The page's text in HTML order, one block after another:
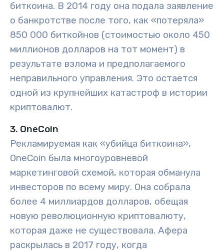
биткоина. В 2014 году она подала заявление
о банкротстве после того, как «потеряла»
850 000 биткойнов (стоимостью около 450
миллионов долларов на тот момент) в
результате взлома и предполагаемого
неправильного управления. Это остается
одной из крупнейших катастроф в истории
криптовалют.
3. OneCoin
Рекламируемая как «убийца биткоина»,
OneCoin была многоуровневой
маркетинговой схемой, которая обманула
инвесторов по всему миру. Она собрала
более 4 миллиардов долларов, обещая
новую революционную криптовалюту,
которая даже не существовала. Афера
раскрылась в 2017 году, когда